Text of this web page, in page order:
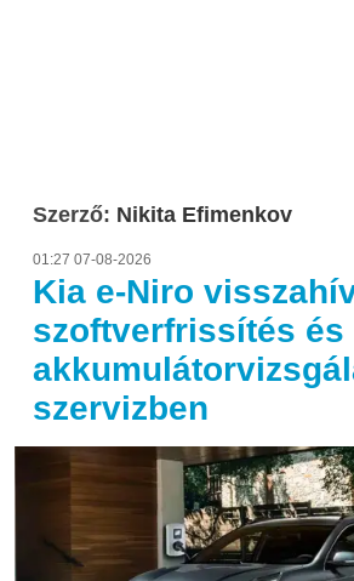
Szerző: Nikita Efimenkov
01:27 07-08-2026
Kia e-Niro
szoftverfrissítés és
szervizben